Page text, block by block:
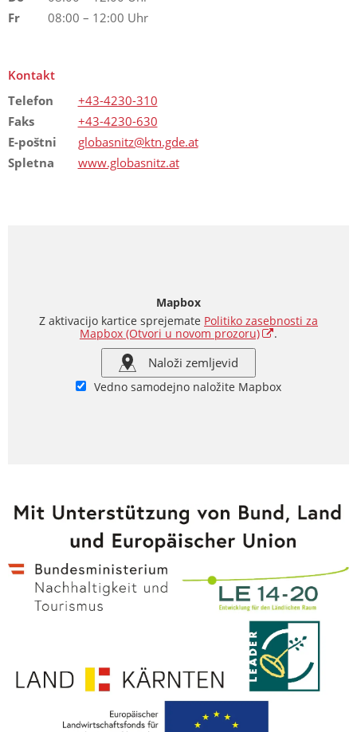
Fr
08:00 – 12:00 Uhr
Kontakt
Telefon
+43-4230-310
Faks
+43-4230-630
E-poštni
globasnitz@ktn.gde.at
Spletna
www.globasnitz.at
Mapbox
Z aktivacijo kartice sprejemate Politiko zasebnosti za
Mapbox(Otvori u novom prozoru) .
Naloži zemljevid
Vedno samodejno naložite Mapbox